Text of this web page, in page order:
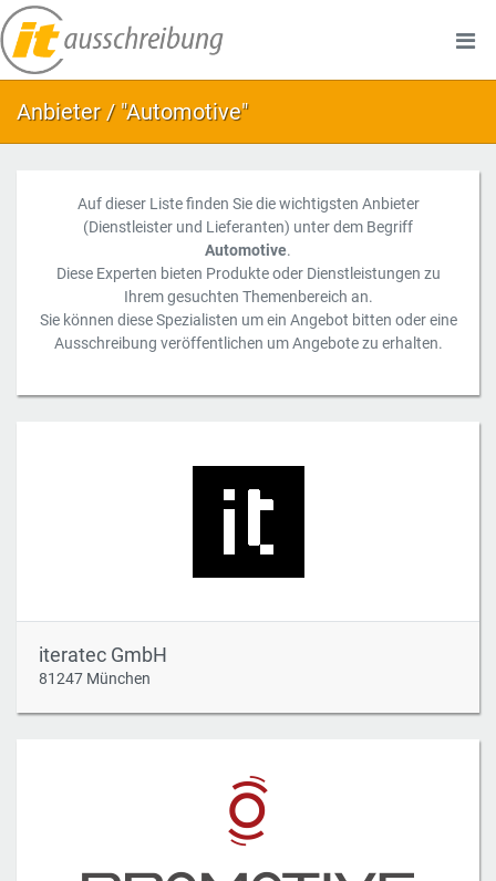
Anbieter / "Automotive"
Auf dieser Liste finden Sie die wichtigsten Anbieter
(Dienstleister und Lieferanten) unter dem Begriff
Automotive.
Diese Experten bieten Produkte oder Dienstleistungen zu
Ihrem gesuchten Themenbereich an.
Sie können diese Spezialisten um ein Angebot bitten oder eine
Ausschreibung veröffentlichen um Angebote zu erhalten.
iteratec GmbH
81247 München